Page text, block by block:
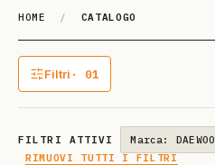
HOME / CATALOGO
Catalogo
Filtri · 01
1 filtro attivo
FILTRI ATTIVI
Marca: DAEWOO
RIMUOVI TUTTI I FILTRI